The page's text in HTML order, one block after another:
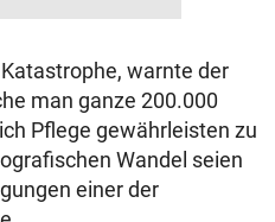
warnte der
man ganze 200.000
Pflege gewährleisten zu
Wandel seien
einer der